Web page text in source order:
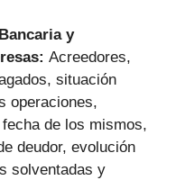
y
Acreedores,
situación
operaciones,
de los mismos,
deudor, evolución
solventadas y